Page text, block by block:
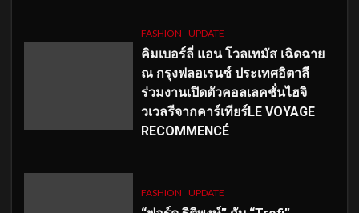
FASHION UPDATE
คิมเบอร์ลี่ แอน โวลเทมัส เฉิดฉาย
ณ กรุงฟลอเรนซ์ ประเทศอิตาลี
ร่วมงานเปิดตัวคอลเลคชั่นไฮจิ
วเวลรีจากคาร์เทียร์LE VOYAGE
RECOMMENCÉ
FASHION UPDATE